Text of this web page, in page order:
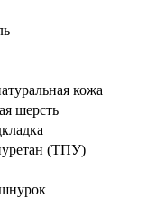
кожа
шерсть
(ТПУ)